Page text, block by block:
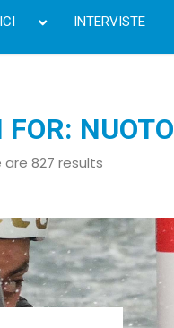
INTERVISTE
FOR: NUOTO
are 827 results